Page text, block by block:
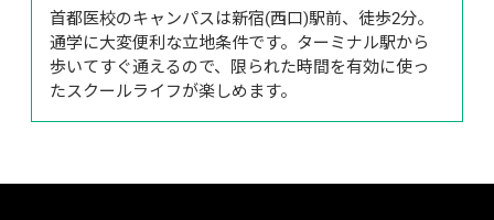
首都医校のキャンパスは新宿(西口)駅前、徒歩2分。
通学に大変便利な立地条件です。ターミナル駅から
歩いてすぐ通えるので、限られた時間を有効に使っ
たスクールライフが楽しめます。